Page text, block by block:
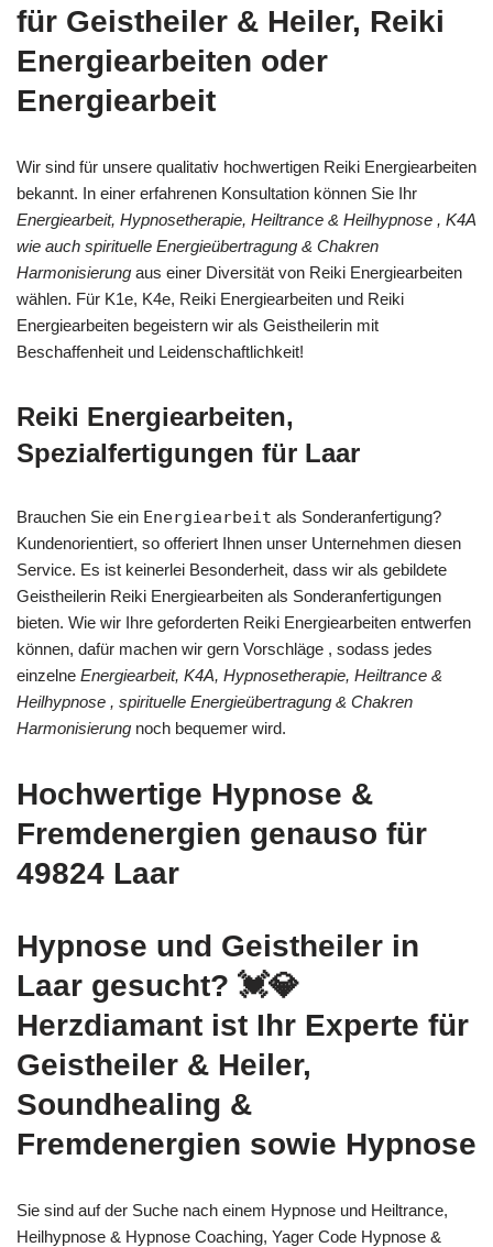
für Geistheiler & Heiler, Reiki
Energiearbeiten oder
Energiearbeit
Wir sind für unsere qualitativ hochwertigen Reiki Energiearbeiten
bekannt. In einer erfahrenen Konsultation können Sie Ihr
Energiearbeit, Hypnosetherapie, Heiltrance & Heilhypnose , K4A
wie auch spirituelle Energieübertragung & Chakren
Harmonisierung aus einer Diversität von Reiki Energiearbeiten
wählen. Für K1e, K4e, Reiki Energiearbeiten und Reiki
Energiearbeiten begeistern wir als Geistheilerin mit
Beschaffenheit und Leidenschaftlichkeit!
Reiki Energiearbeiten,
Spezialfertigungen für Laar
Brauchen Sie ein Energiearbeit als Sonderanfertigung?
Kundenorientiert, so offeriert Ihnen unser Unternehmen diesen
Service. Es ist keinerlei Besonderheit, dass wir als gebildete
Geistheilerin Reiki Energiearbeiten als Sonderanfertigungen
bieten. Wie wir Ihre geforderten Reiki Energiearbeiten entwerfen
können, dafür machen wir gern Vorschläge , sodass jedes
einzelne Energiearbeit, K4A, Hypnosetherapie, Heiltrance &
Heilhypnose , spirituelle Energieübertragung & Chakren
Harmonisierung noch bequemer wird.
Hochwertige Hypnose &
Fremdenergien genauso für
49824 Laar
Hypnose und Geistheiler in
Laar gesucht? 💓️💎
Herzdiamant ist Ihr Experte für
Geistheiler & Heiler,
Soundhealing &
Fremdenergien sowie Hypnose
Sie sind auf der Suche nach einem Hypnose und Heiltrance,
Heilhypnose & Hypnose Coaching, Yager Code Hypnose &